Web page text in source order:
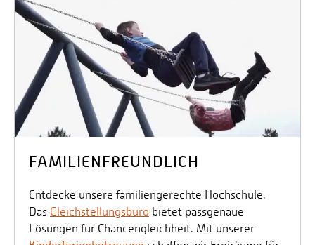
FAMILIENFREUNDLICH
Entdecke unsere familiengerechte Hochschule.
Das Gleichstellungsbüro bietet passgenaue
Lösungen für Chancengleichheit. Mit unserer